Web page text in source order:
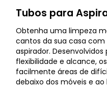
Tubos para
Obtenha uma limpeza
cantos da sua casa com
aspirador.
flexibilidade e alcance,
facilmente áreas de
debaixo dos móveis e ao